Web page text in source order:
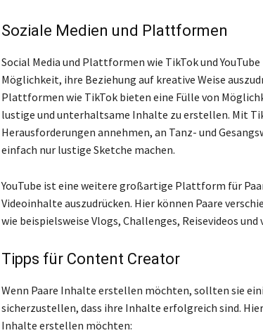
Soziale Medien und Plattformen
Social Media und Plattformen wie TikTok und
Möglichkeit, ihre Beziehung auf kreative Weise
Plattformen wie TikTok bieten eine Fülle von
lustige und unterhaltsame Inhalte zu erstellen. Mit
Herausforderungen annehmen, an Tanz- und
einfach nur lustige Sketche machen.
YouTube ist eine weitere großartige Plattform für
Videoinhalte auszudrücken. Hier können Paare
wie beispielsweise Vlogs, Challenges, Reisevideos und
Tipps für Content Creator
Wenn Paare Inhalte erstellen möchten, sollten sie
sicherzustellen, dass ihre Inhalte erfolgreich sind.
Inhalte erstellen möchten: